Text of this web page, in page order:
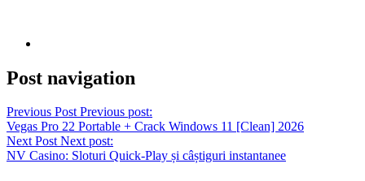
Post navigation
Previous Post Previous post:
Vegas Pro 22 Portable + Crack Windows 11 [Clean] 2026
Next Post Next post:
NV Casino: Sloturi Quick‑Play și câștiguri instantanee